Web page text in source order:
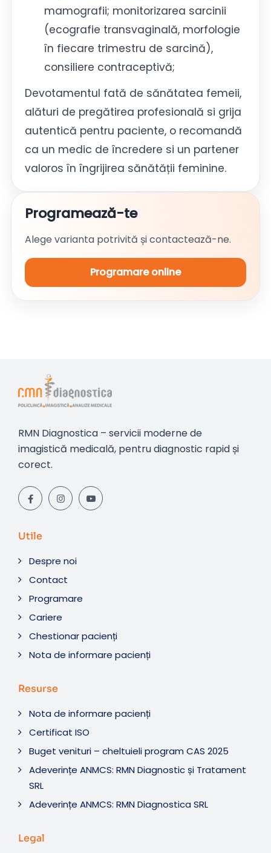
mamografii; monitorizarea sarcinii
(ecografie transvaginală, morfologie
în fiecare trimestru de sarcină),
consiliere contraceptivă;
Devotamentul fată de sănătatea femeii,
alături de pregătirea profesională si grija
autentică pentru paciente, o recomandă
ca un medic de încredere si un partener
valoros în îngrijirea sănătății feminine.
Programează-te
Alege varianta potrivită și contactează-ne.
Programare online
RMN Diagnostica – servicii moderne de
imagistică medicală, pentru diagnostic rapid și
corect.
Utile
Despre noi
Contact
Programare
Cariere
Chestionar pacienți
Nota de informare pacienți
Resurse
Nota de informare pacienți
Certificat ISO
Buget venituri – cheltuieli program CAS 2025
Adeverințe ANMCS: RMN Diagnostic și Tratament
SRL
Adeverințe ANMCS: RMN Diagnostica SRL
Legal